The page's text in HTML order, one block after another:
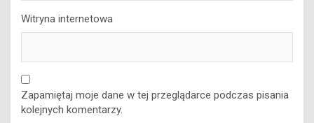
Witryna internetowa
Zapamiętaj moje dane w tej przeglądarce podczas pisania
kolejnych komentarzy.